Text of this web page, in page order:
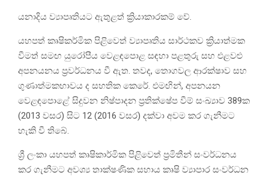
යනාදිය ව්‍යාපෘතියට ඇතුළත් ක්‍රියාකාරකම් වේ.
යහපත් කෘෂිකර්මික පිළිවෙත් ව්‍යාපෘතිය සාර්ථකව ක්‍රියාත්මක
වීමත් සමඟ යුරෝපීය වෙළඳපොළ සඳහා පළතුරු සහ එළවළු
අපනයනය ප්‍රවර්ධනය වී ඇත. තවද, තොගවල ආරක්ෂාව සහ
ගුණාත්මකභාවය ද සහතික කෙරේ. එමඟින්, අපනයන
වෙළඳපොළේ සිදුවන නිෂ්පාදන ප්‍රතික්ෂේප වීම් සංඛ්‍යාව 389ක
(2013 වසර) සිට 12 (2016 වසර) දක්වා අවම කර ගැනීමට
හැකි වී තිබේ.
ශ්‍රී ලංකා යහපත් කෘෂිකාර්මික පිළිවෙත් ප්‍රමිතීන් සංවර්ධනය
කර ගැනීමට අවශ්‍ය තාක්ෂණික සහාය කෘෂි ව්‍යාපාර සංවර්ධන